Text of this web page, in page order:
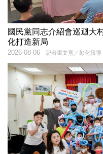
國民黨同志介紹會巡迴
化打造新局
記者張文熹／彰化報導
2026-08-06